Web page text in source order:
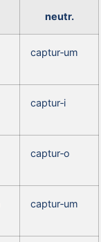
neutr.
captur‑um
captur‑i
captur‑o
captur‑um